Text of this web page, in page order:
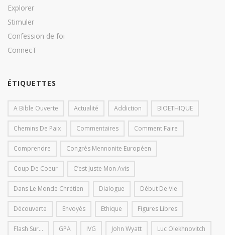
Explorer
Stimuler
Confession de foi
ConnecT
ÉTIQUETTES
A Bible Ouverte Actualité Addiction BIOETHIQUE
Chemins De Paix Commentaires Comment Faire
Comprendre Congrès Mennonite Européen
Coup De Coeur C’est Juste Mon Avis
Dans Le Monde Chrétien Dialogue Début De Vie
Découverte Envoyés Ethique Figures Libres
Flash Sur... GPA IVG John Wyatt Luc Olekhnovitch